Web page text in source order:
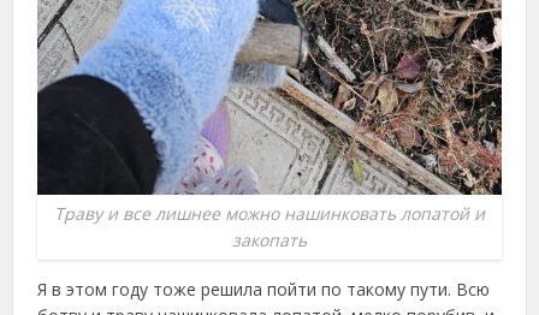
Траву и все лишнее можно нашинковать лопатой и
закопать
Я в этом году тоже решила пойти по такому пути. Всю